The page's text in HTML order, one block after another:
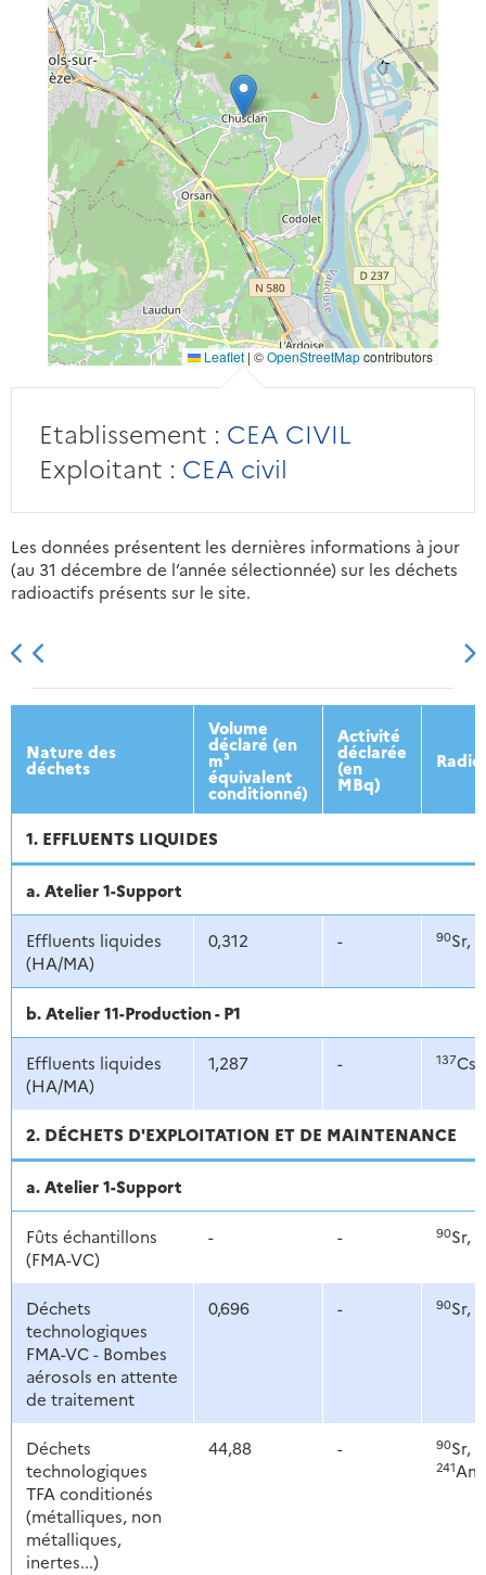
Leaflet | ©OpenStreetMapcontributors
Etablissement : CEA CIVIL
Exploitant : CEA civil
Les données présentent les dernières informations à jour
(au 31 décembre de l’année sélectionnée) sur les déchets
radioactifs présents sur le site.
2013 2014 2015 2016
Nature des
déchets
Volume
déclaré (en
m³
équivalent
conditionné)
Activité
déclarée
(en
MBq)
1. EFFLUENTS LIQUIDES
a. Atelier 1-Support
Effluents liquides
(HA/MA)
0,312 - 90Sr,
b. Atelier 11-Production - P1
Effluents liquides
(HA/MA)
1,287 - 137Cs,
2. DÉCHETS D'EXPLOITATION ET DE MAINTENANCE
a. Atelier 1-Support
Fûts échantillons
(FMA-VC)
- - 90Sr,
Déchets
technologiques
FMA-VC - Bombes
aérosols en attente
de traitement
0,696 - 90Sr,
Déchets
technologiques
TFA conditionés
(métalliques, non
métalliques,
inertes...)
44,88 - 90Sr,
241Am